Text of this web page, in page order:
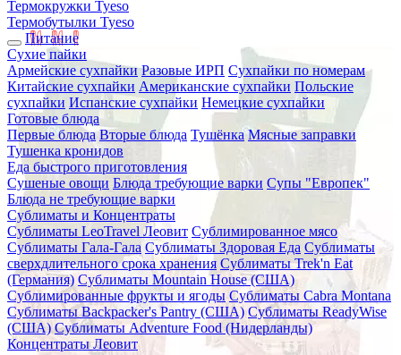
Термокружки Tyeso
Термобутылки Tyeso
Питание
Сухие пайки
Армейские сухпайки Разовые ИРП Сухпайки по номерам
Китайские сухпайки Американские сухпайки Польские
сухпайки Испанские сухпайки Немецкие сухпайки
Готовые блюда
Первые блюда Вторые блюда Тушёнка Мясные заправки
Тушенка кронидов
Еда быстрого приготовления
Сушеные овощи Блюда требующие варки Супы "Европек"
Блюда не требующие варки
Сублиматы и Концентраты
Сублиматы LeoTravel Леовит Сублимированное мясо
Сублиматы Гала-Гала Сублиматы Здоровая Еда Сублиматы
сверхдлительного срока хранения Сублиматы Trek'n Eat
(Германия) Сублиматы Mountain House (США)
Сублимированные фрукты и ягоды Сублиматы Cabra Montana
Сублиматы Backpacker's Pantry (США) Сублиматы ReadyWise
(США) Сублиматы Adventure Food (Нидерланды)
Концентраты Леовит